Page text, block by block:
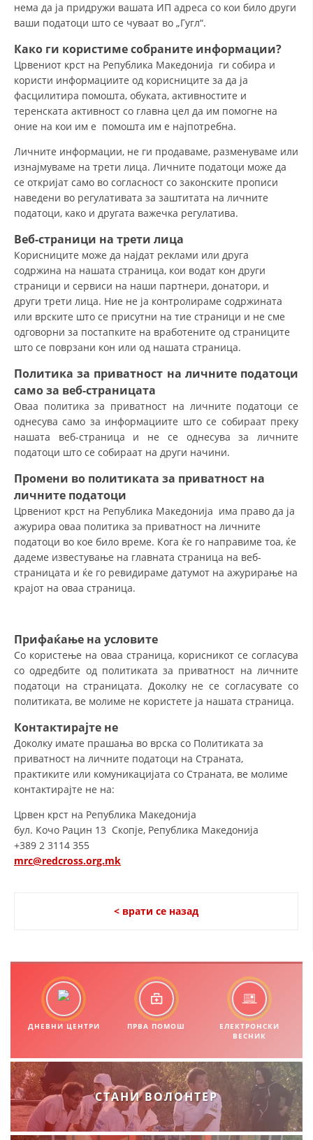
ЗДРАВСТВЕНО ПРЕВЕНТИВНА ДЕЈНОСТ
КРВОДАРИТЕЛСТВО
ИНФОРМАЦИИ ЗА БОЛЕСТИ
МЕНАЏМЕНТ НА ВОЛОНТЕРИ
ПРИРАЧНИЦИ
СТРАТЕГИИ
ЕДУКАТИВНО ИНФОРМАТИВНИ МАТЕРИЈАЛИ
БРОШУРИ
ПОСТЕРИ
ПРЕЗЕНТАЦИИ
нема да ја придружи вашата ИП адреса со кои било други
ваши податоци што се чуваат во „Гугл“.
Како ги користиме собраните информации?
Црвениот крст на Република Македонија ги собира и
користи информациите од корисниците за да ја
фасцилитира помошта, обуката, активностите и
теренската активност со главна цел да им помогне на
оние на кои им е помошта им е најпотребна.
Личните информации, не ги продаваме, разменуваме или
изнајмуваме на трети лица. Личните податоци може да
се откријат само во согласност со законските прописи
наведени во регулативата за заштитата на личните
податоци, како и другата важечка регулатива.
Веб-страници на трети лица
Корисниците може да најдат реклами или друга
содржина на нашата страница, кои водат кон други
страници и сервиси на наши партнери, донатори, и
други трети лица. Ние не ја контролираме содржината
или врските што се присутни на тие страници и не сме
одговорни за постапките на вработените од страниците
што се поврзани кон или од нашата страница.
Политика за приватност на личните податоци
само за веб-страницата
Оваа политика за приватност на личните податоци се
однесува само за информациите што се собираат преку
нашата веб-страница и не се однесува за личните
податоци што се собираат на други начини.
Промени во политиката за приватност на
личните податоци
Црвениот крст на Република Македонија има право да ја
ажурира оваа политика за приватност на личните
податоци во кое било време. Кога ќе го направиме тоа, ќе
дадеме известување на главната страница на веб-
страницата и ќе го ревидираме датумот на ажурирање на
крајот на оваа страница.
Прифаќање на условите
Со користење на оваа страница, корисникот се согласува
со одредбите од политиката за приватност на личните
податоци на страницата. Доколку не се согласувате со
политиката, ве молиме не користете ја нашата страница.
Контактирајте не
Доколку имате прашања во врска со Политиката за
приватност на личните податоци на Страната,
практиките или комуникацијата со Страната, ве молиме
контактирајте не на:
Црвен крст на Република Македонија
бул. Кочо Рацин 13 Скопје, Република Македонија
+389 2 3114 355
mrc@redcross.org.mk
< врати се назад
ДНЕВНИ ЦЕНТРИ ПРВА ПОМОШ
ЕЛЕКТРОНСКИ
ВЕСНИК
СТАНИ ВОЛОНТЕР